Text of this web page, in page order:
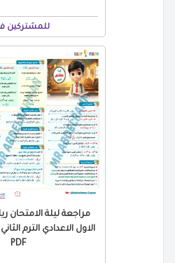
للمشتركين
مراجعة ليلة
PDF